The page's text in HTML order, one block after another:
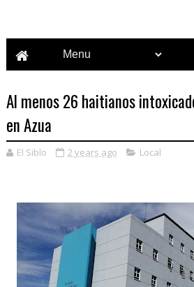
Al menos 26 haitianos
en Azua
El Siblo 2 years ago Local